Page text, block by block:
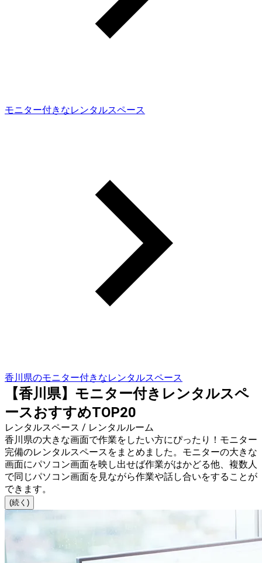
モニター付きなレンタルスペース
香川県のモニター付きなレンタルスペース
【香川県】モニター付きレンタルスペ
ースおすすめTOP20
レンタルスペース / レンタルルーム
香川県の大きな画面で作業をしたい方にぴったり！モニター
完備のレンタルスペースをまとめました。モニターの大きな
画面にパソコン画面を映し出せば作業がはかどる他、複数人
で同じパソコン画面を見ながら作業や話し合いをすることが
できます。
(続く)